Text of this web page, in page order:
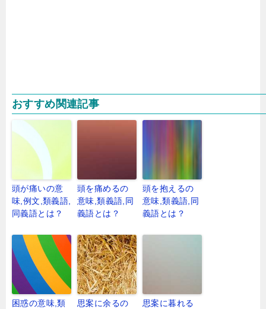
おすすめ関連記事
頭が痛いの意
味,例文,類義語,
同義語とは？
頭を痛めるの
意味,類義語,同
義語とは？
頭を抱えるの
意味,類義語,同
義語とは？
困惑の意味,類
思案に余るの
思案に暮れる